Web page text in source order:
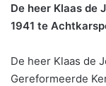
De heer Klaas de
1941 te
De heer Klaas de
Gereformeerde